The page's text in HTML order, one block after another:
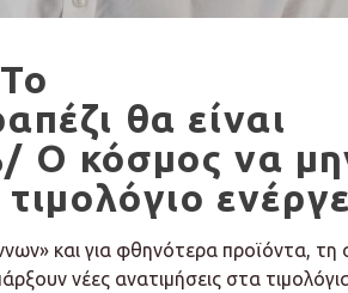
θα είναι
Ο κόσμος να
και για φθηνότερα προϊόντα, τη
νέες ανατιμήσεις στα